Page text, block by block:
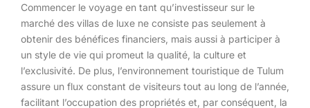
Commencer le voyage en tant qu’investisseur sur le
marché des villas de luxe ne consiste pas seulement à
obtenir des bénéfices financiers, mais aussi à participer à
un style de vie qui promeut la qualité, la culture et
l’exclusivité. De plus, l’environnement touristique de Tulum
assure un flux constant de visiteurs tout au long de l’année,
facilitant l’occupation des propriétés et, par conséquent, la